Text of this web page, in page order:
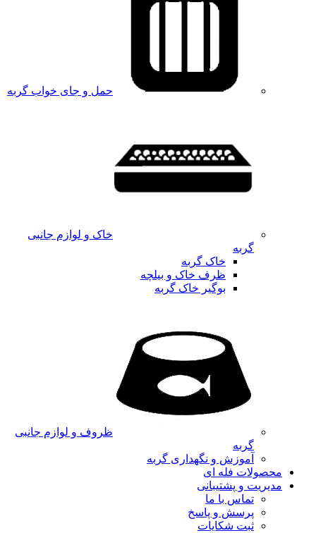
حمل و جای خواب گربه
خاک و لوازم جانبی
گربه
خاک گربه
ظرف خاک و بیلچه
بوگیر خاک گربه
ظروف و لوازم جانبی
گربه
آموزش و نگهداری گربه
محصولات فله ای
مدیریت و پشتیبانی
تماس با ما
پرسش و پاسخ
ثبت شکایات